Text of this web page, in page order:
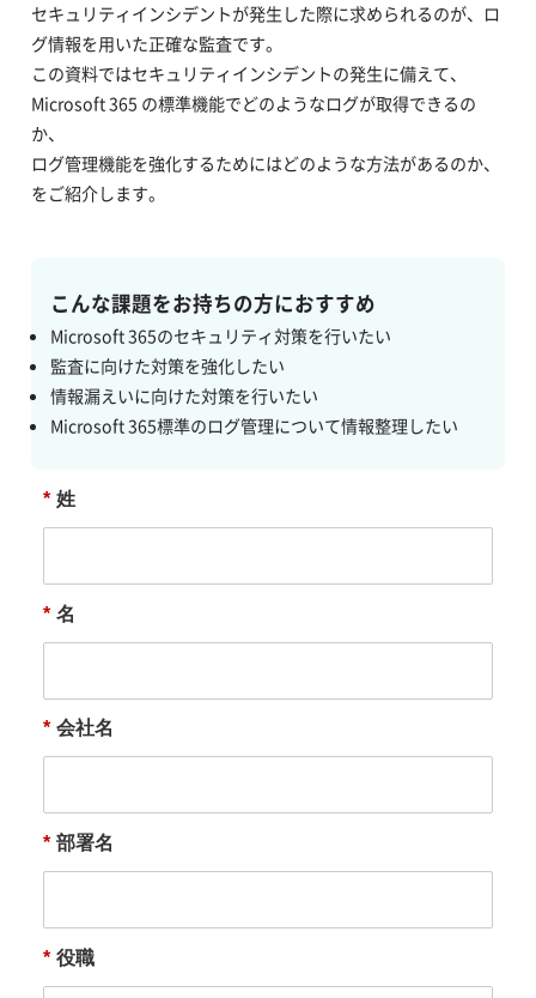
セキュリティインシデントが発生した際に求められるのが、ロ
グ情報を用いた正確な監査です。
この資料ではセキュリティインシデントの発生に備えて、
Microsoft 365 の標準機能でどのようなログが取得できるの
か、
ログ管理機能を強化するためにはどのような方法があるのか、
をご紹介します。
こんな課題をお持ちの方におすすめ
Microsoft 365のセキュリティ対策を行いたい
監査に向けた対策を強化したい
情報漏えいに向けた対策を行いたい
Microsoft 365標準のログ管理について情報整理したい
* 姓
* 名
* 会社名
* 部署名
* 役職